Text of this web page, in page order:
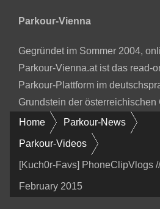
Parkour-Vienna
Gegründet im Sommer 2004,
Parkour-Vienna.at ist das read-
Parkour-Plattform im
Grundstein der österreichischen
Home Parkour-News
Parkour-Videos
[Kuch0r-Favs] PhoneClipVlogs //
February 2015